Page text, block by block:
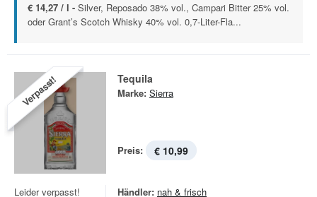
€ 14,27 / l - Silver, Reposado 38% vol., Campari Bitter 25% vol.
oder Grant’s Scotch Whisky 40% vol. 0,7-Liter-Fla...
Verpasst! Tequila
Marke: Sierra
Preis: € 10,99
Leider verpasst!
Händler: nah & frisch